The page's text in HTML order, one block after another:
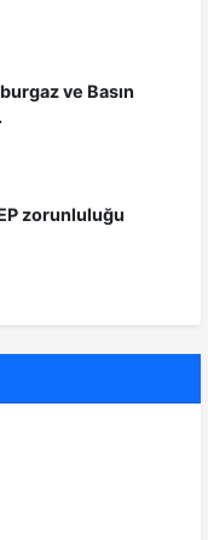
ve Basın
zorunluluğu